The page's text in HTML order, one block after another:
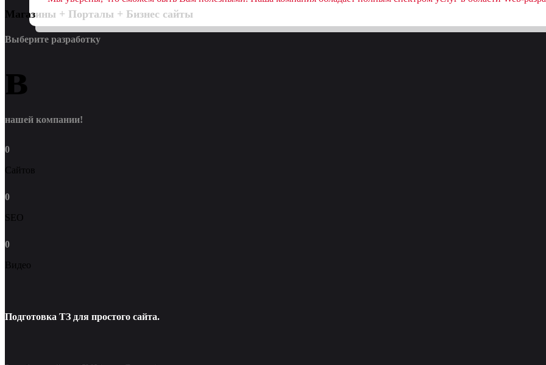
Магазины + Порталы + Бизнес сайты
Выберите разработку
в
нашей компании!
0
Сайтов
0
SEO
0
Видео
Подготовка ТЗ для простого сайта.